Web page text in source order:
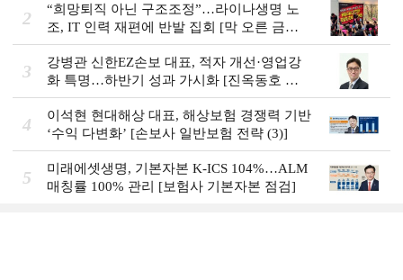
2
“희망퇴직 아닌 구조조정”…라이나생명 노
조, IT 인력 재편에 반발 집회 [막 오른 금융
권 하투(夏鬪)]
3
강병관 신한EZ손보 대표, 적자 개선·영업강
화 특명…하반기 성과 가시화 [진옥동호 신
한금융, 부스트업 점검]
4
이석현 현대해상 대표, 해상보험 경쟁력 기반
‘수익 다변화ʼ [손보사 일반보험 전략 (3)]
5
미래에셋생명, 기본자본 K-ICS 104%…ALM
매칭률 100% 관리 [보험사 기본자본 점검]